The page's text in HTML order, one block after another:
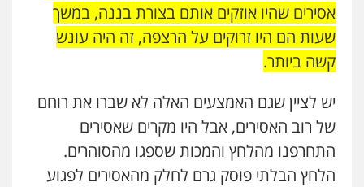
אסירים שהיו אוזקים אותם בצורת בננה, במשך
שעות הם היו זרוקים על הרצפה, זה היה עונש
קשה ביותר.
יש לציין שגם האמצעים האלה לא שברו את רוחם
של רוב האסירים, אבל היו מקרים שאסירים
התחרפנו מהלחץ והמכות שספגו מהסוהרים.
הלחץ הבלתי פוסק גרם לחלק מהאסירים לפגוע